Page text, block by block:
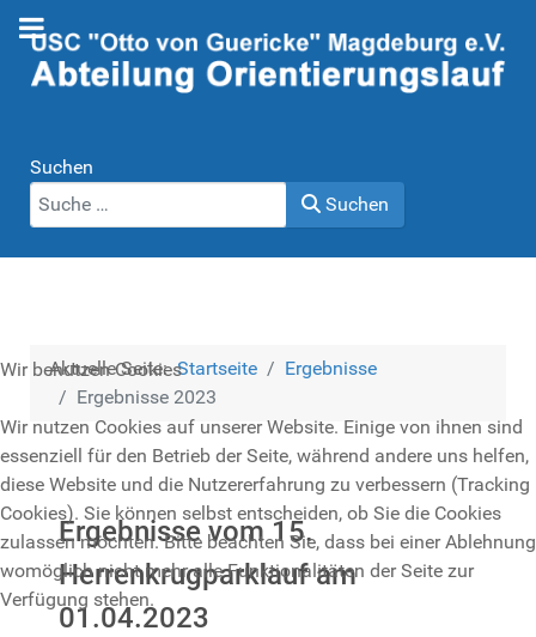
Suchen
Suchen
Aktuelle Seite:Startseite
Ergebnisse
Ergebnisse 2023
Details
Ergebnisse vom 15.
Herrenkrugparklauf am
01.04.2023
Wir benutzen Cookies
Wir nutzen Cookies auf unserer Website. Einige von ihnen sind
essenziell für den Betrieb der Seite, während andere uns helfen,
diese Website und die Nutzererfahrung zu verbessern (Tracking
Cookies). Sie können selbst entscheiden, ob Sie die Cookies
zulassen möchten. Bitte beachten Sie, dass bei einer Ablehnung
womöglich nicht mehr alle Funktionalitäten der Seite zur
Verfügung stehen.